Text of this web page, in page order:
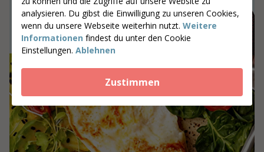
analysieren. Du gibst die Einwilligung zu unseren Cookies,
wenn du unsere Webseite weiterhin nutzt. Weitere
Informationen findest du unter den Cookie
Einstellungen. Ablehnen
Zustimmen
Coaches suchen